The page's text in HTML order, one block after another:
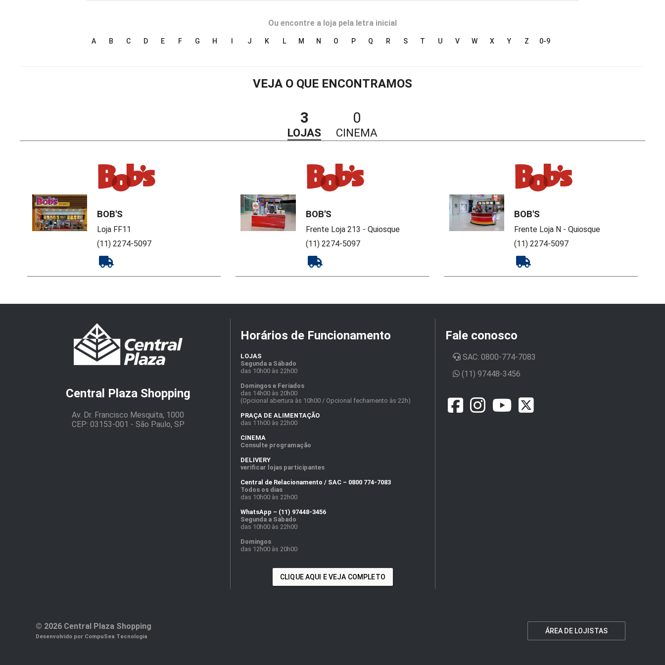
Ou encontre a loja pela letra inicial
A B C D E F G H J K L M N O P Q R S T U V W X Y Z 0-9
VEJA O QUE ENCONTRAMOS
3
LOJAS
0
CINEMA
BOB'S
Loja FF11
(11) 2274-5097
BOB'S
Frente Loja 213 - Quiosque
(11) 2274-5097
BOB'S
Frente Loja N - Quiosque
(11) 2274-5097
Central Plaza Shopping
Av. Dr. Francisco Mesquita, 1000
CEP: 03153-001 - São Paulo, SP
Horários de Funcionamento
LOJAS
Segunda a Sábado
das 10h00 às 22h00
Domingos e Feriados
das 14h00 às 20h00
(Opcional abertura às 10h00 / Opcional fechamento às 22h)
PRAÇA DE ALIMENTAÇÃO
das 11h00 às 22h00
CINEMA
Consulte programação
DELIVERY
verificar lojas participantes
Central de Relacionamento / SAC – 0800 774-7083
Todos os dias
das 10h00 às 22h00
WhatsApp – (11) 97448-3456
Segunda a Sábado
das 10h00 às 22h00
Domingos
das 12h00 às 20h00
CLIQUE AQUI E VEJA COMPLETO
Fale conosco
SAC: 0800-774-7083
(11) 97448-3456
© 2026 Central Plaza Shopping
Desenvolvido por CompuSea Tecnologia
ÁREA DE LOJISTAS